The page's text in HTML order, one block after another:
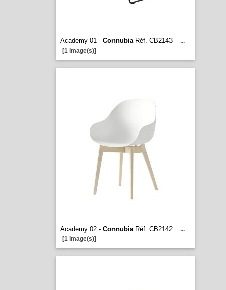
Academy 01 - ConnubiaRéf. CB2143
...
[1 image(s)]
Academy 02 - ConnubiaRéf. CB2142
...
[1 image(s)]